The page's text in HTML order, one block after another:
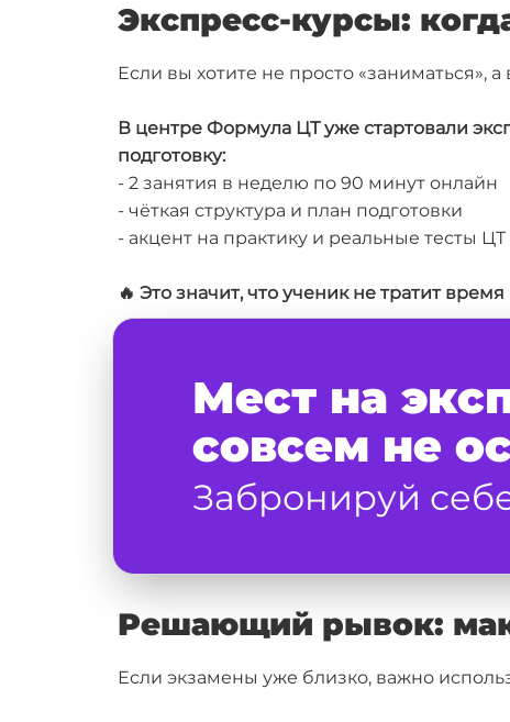
Экспресс-курсы:
Если вы хотите не просто «заниматься»,
В центре Формула ЦТ уже стартовали
подготовку:
- 2 занятия в неделю по 90 минут онлайн
- чёткая структура и план подготовки
- акцент на практику и реальные тесты ЦТ
🔥 Это значит, что ученик не тратит
Мест на
совсем не
Забронируй
Решающий рывок:
Если экзамены уже близко, важно